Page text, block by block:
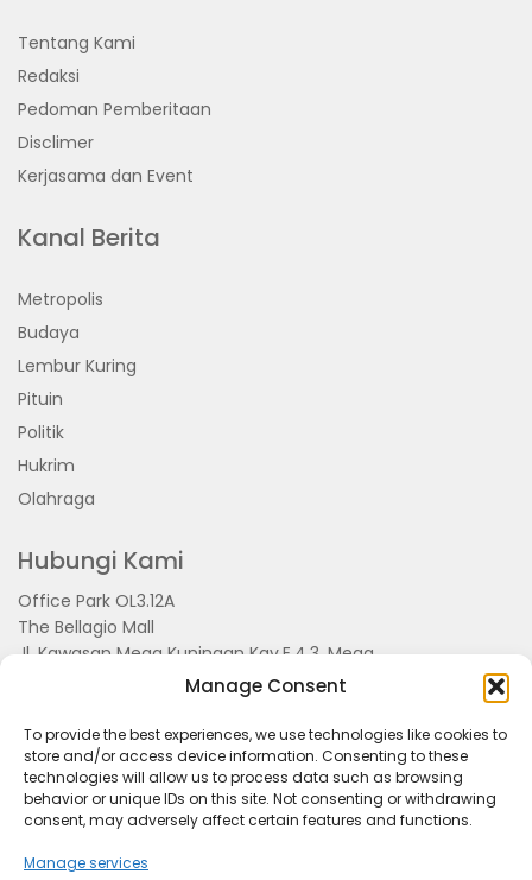
Manage Consent
To provide the best experiences, we use technologies like cookies to
store and/or access device information. Consenting to these
technologies will allow us to process data such as browsing
behavior or unique IDs on this site. Not consenting or withdrawing
consent, may adversely affect certain features and functions.
Manage services
Tentang Kami
Redaksi
Pedoman Pemberitaan
Disclimer
Kerjasama dan Event
Kanal Berita
Metropolis
Budaya
Lembur Kuring
Pituin
Politik
Hukrim
Olahraga
Hubungi Kami
Office Park OL3.12A
The Bellagio Mall
Jl. Kawasan Mega Kuningan Kav.E.4.3, Mega
Kuningan, Kel. Kuningan Timur,
Kec.Setiabudi, Jakarta Selatan 15810